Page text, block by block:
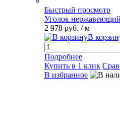
Быстрый просмотр
Уголок
2 978 руб. / м
В
Подробнее
Купить в 1 клик
В избранное